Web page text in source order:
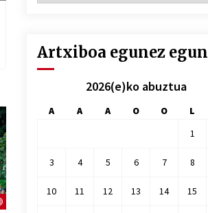
Artxiboa egunez egun
2026(e)ko abuztua
A A A O O L
1
3 4 5 6 7 8
10 11 12 13 14 15